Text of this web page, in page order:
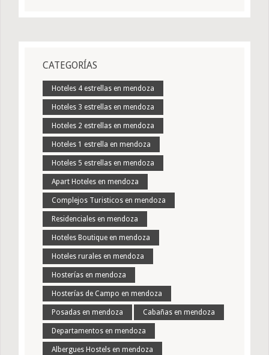
CATEGORÍAS
Hoteles 4 estrellas en mendoza
Hoteles 3 estrellas en mendoza
Hoteles 2 estrellas en mendoza
Hoteles 1 estrella en mendoza
Hoteles 5 estrellas en mendoza
Apart Hoteles en mendoza
Complejos Turisticos en mendoza
Residenciales en mendoza
Hoteles Boutique en mendoza
Hoteles rurales en mendoza
Hosterías en mendoza
Hosterías de Campo en mendoza
Posadas en mendoza Cabañas en mendoza
Departamentos en mendoza
Albergues Hostels en mendoza